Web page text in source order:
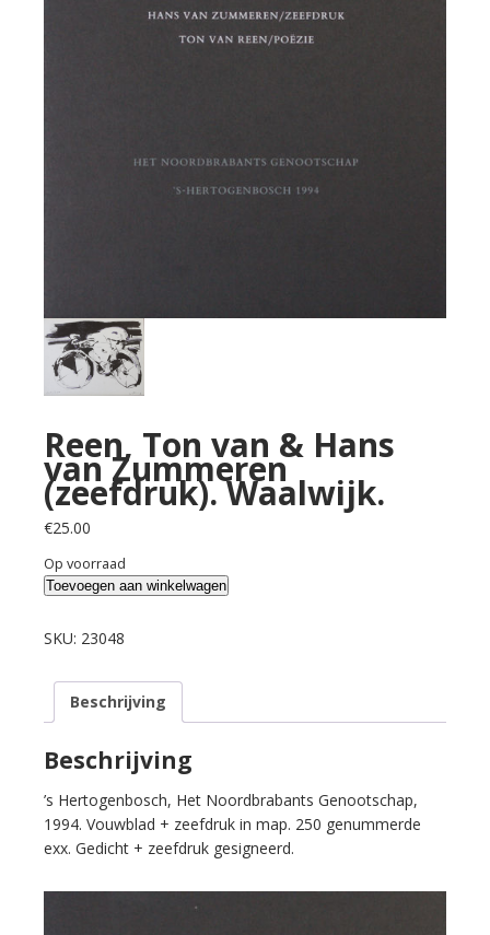
Reen, Ton van & Hans
van Zummeren
(zeefdruk). Waalwijk.
€25.00
Op voorraad
Reen,
van
Hans
(zeefdruk).
aantal
Toevoegen aan winkelwagen
SKU: 23048
Beschrijving
Beschrijving
’s Hertogenbosch, Het Noordbrabants Genootschap,
1994. Vouwblad + zeefdruk in map. 250 genummerde
exx. Gedicht + zeefdruk gesigneerd.